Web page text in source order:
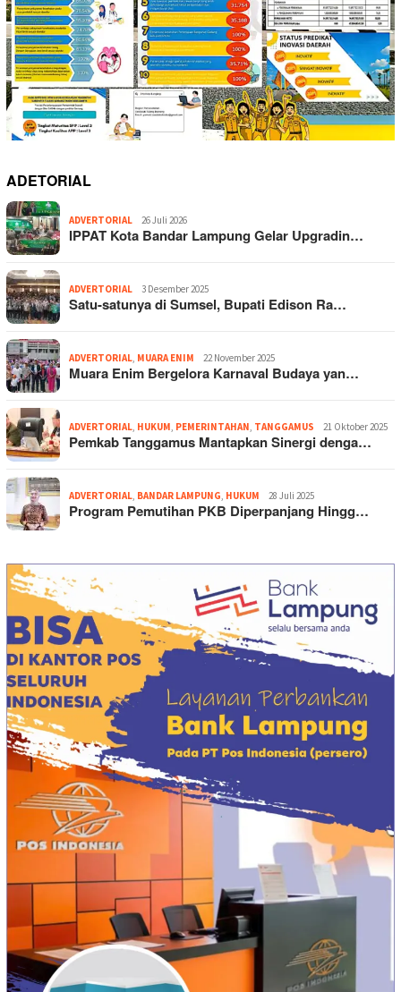
ADETORIAL
ADVERTORIAL 26 Juli 2026
IPPAT Kota Bandar Lampung Gelar Upgradin…
ADVERTORIAL 3 Desember 2025
Satu-satunya di Sumsel, Bupati Edison Ra…
ADVERTORIAL, MUARA ENIM 22 November 2025
Muara Enim Bergelora Karnaval Budaya yan…
ADVERTORIAL, HUKUM, PEMERINTAHAN, TANGGAMUS 21 Oktober 2025
Pemkab Tanggamus Mantapkan Sinergi denga…
ADVERTORIAL, BANDAR LAMPUNG, HUKUM 28 Juli 2025
Program Pemutihan PKB Diperpanjang Hingg…